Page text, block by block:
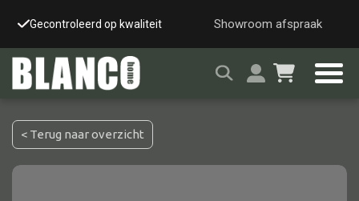
Gecontroleerd op kwaliteit Snelle & veilige
Showroom afspraak
< Terug naar overzicht